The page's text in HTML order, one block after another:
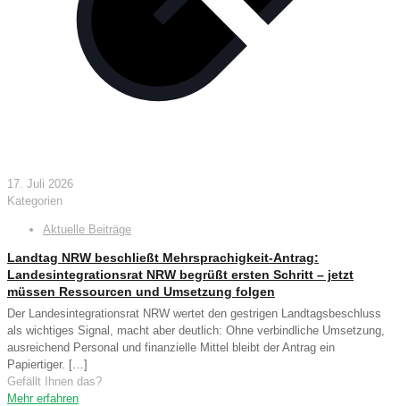
17. Juli 2026
Kategorien
Aktuelle Beiträge
Landtag NRW beschließt Mehrsprachigkeit-Antrag:
Landesintegrationsrat NRW begrüßt ersten Schritt – jetzt
müssen Ressourcen und Umsetzung folgen
Der Landesintegrationsrat NRW wertet den gestrigen Landtagsbeschluss
als wichtiges Signal, macht aber deutlich: Ohne verbindliche Umsetzung,
ausreichend Personal und finanzielle Mittel bleibt der Antrag ein
Papiertiger. […]
Gefällt Ihnen das?
Mehr erfahren